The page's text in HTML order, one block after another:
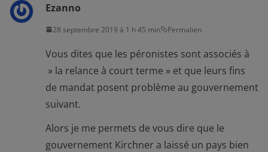
Ezanno
28 septembre 2019 à 1 h 45 min Permalien
Vous dites que les péronistes sont associés à
» la relance à court terme » et que leurs fins
de mandat posent problème au gouvernement
suivant.
Alors je me permets de vous dire que le
gouvernement Kirchner a laissé un pays bien